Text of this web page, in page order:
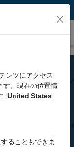
Toolbox
Learning
ンツにアクセス
す。現在の位置情
: United States
ることもできま